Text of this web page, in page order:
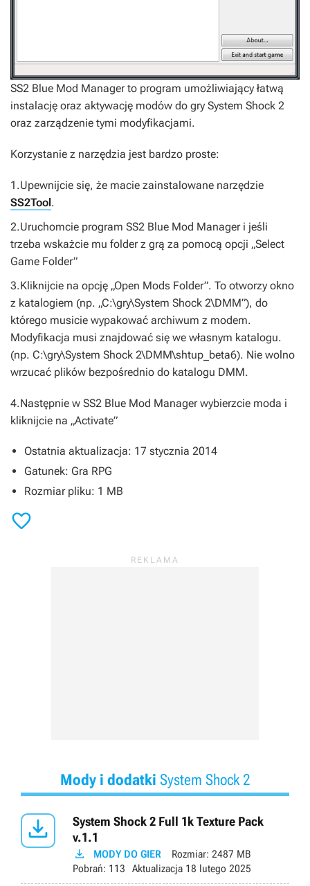
SS2 Blue Mod Managerto program umożliwiający łatwą
instalację oraz aktywację modów do gry System Shock 2
oraz zarządzenie tymi modyfikacjami.
Korzystanie z narzędzia jest bardzo proste:
1.Upewnijcie się, że macie zainstalowane narzędzie
SS2Tool.
2.Uruchomcie program SS2 Blue Mod Manageri jeśli
trzeba wskażcie mu folder z grą za pomocą opcji „Select
Game Folder”
3.Kliknijcie na opcję „Open Mods Folder”. To otworzy okno
z katalogiem (np. „C:\gry\System Shock 2\DMM”), do
którego musicie wypakować archiwum z modem.
Modyfikacja musi znajdować się we własnym katalogu.
(np. C:\gry\System Shock 2\DMM\shtup_beta6). Nie wolno
wrzucać plików bezpośrednio do katalogu DMM.
4.Następnie w SS2 Blue Mod Managerwybierzcie moda i
kliknijcie na „Activate”
Ostatnia aktualizacja: 17 stycznia 2014
Gatunek: Gra RPG
Rozmiar pliku: 1 MB

Mody i dodatki System Shock 2

System Shock 2 Full 1k Texture Pack
v.1.1
 MODY DO GIER Rozmiar: 2487 MB
Pobrań: 113 Aktualizacja 18 lutego 2025